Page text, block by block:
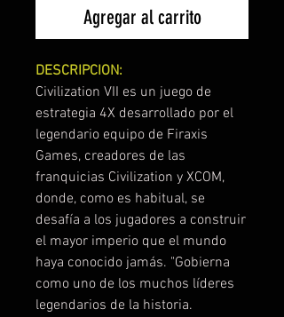
Agregar al carrito
DESCRIPCION:
Civilization VII es un juego de
estrategia 4X desarrollado por el
legendario equipo de Firaxis
Games, creadores de las
franquicias Civilization y XCOM,
donde, como es habitual, se
desafía a los jugadores a construir
el mayor imperio que el mundo
haya conocido jamás. "Gobierna
como uno de los muchos líderes
legendarios de la historia.